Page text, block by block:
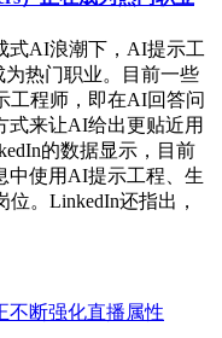
式AI浪潮下，AI提示工
为热门职业。目前一些
工程师，即在AI回答问
式来让AI给出更贴近用
的数据显示，目前
中使用AI提示工程、生
。LinkedIn还指出，